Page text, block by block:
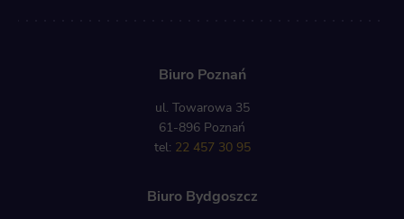
Biuro Poznań
ul. Towarowa 35
61-896 Poznań
tel: 22 457 30 95
Biuro Bydgoszcz